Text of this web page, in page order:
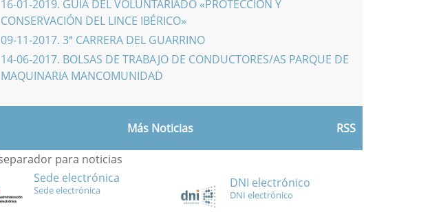
16-01-2019. GUÍA DEL VOLUNTARIADO «PROTECCIÓN Y
CONSERVACIÓN DEL LINCE IBÉRICO»
09-11-2017. 3ª CARRERA DEL GUARRINO
14-06-2017. BOLSAS DE TRABAJO DE CONDUCTORES/AS PARQUE DE
MAQUINARIA MANCOMUNIDAD
Más Noticias RSS
Sede electrónica
Sede electrónica DNI electrónico
DNI electrónico